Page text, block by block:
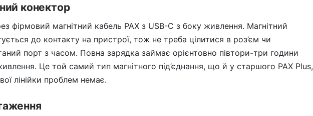
конектор
фірмовий магнітний кабель PAX з USB-C з боку живлення. Магнітний
до контакту на пристрої, тож не треба цілитися в роз’єм чи
порт з часом. Повна зарядка займає орієнтовно півтори-три години
Це той самий тип магнітного під’єднання, що й у старшого PAX Plus,
лінійки проблем немає.